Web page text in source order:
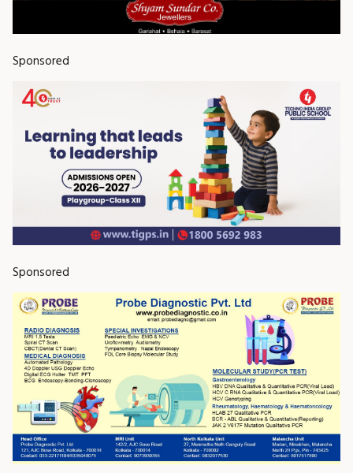
Sponsored
Sponsored